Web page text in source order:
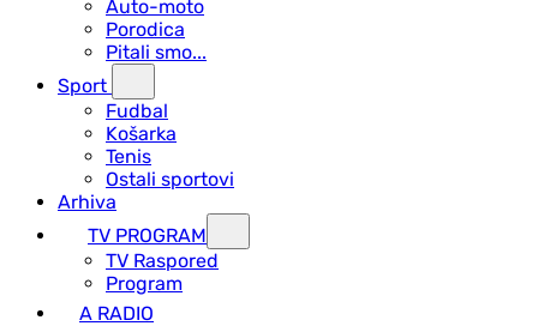
Auto-moto
Porodica
Pitali smo...
Sport
Fudbal
Košarka
Tenis
Ostali sportovi
Arhiva
TV PROGRAM
ТV Raspored
Program
A RADIO